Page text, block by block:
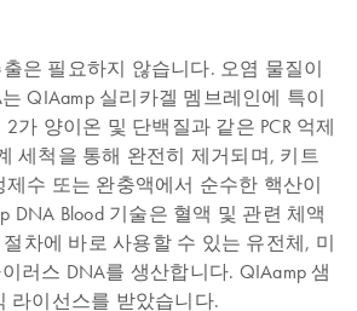
은 필요하지 않습니다. 오염 물질이
QIAamp 실리카겔 멤브레인에 특이
가 양이온 및 단백질과 같은 PCR 억제
세척을 통해 완전히 제거되며, 키트
수 또는 완충액에서 순수한 핵산이
DNA Blood 기술은 혈액 및 관련 체액
절차에 바로 사용할 수 있는 유전체, 미
러스 DNA를 생산합니다. QIAamp 샘
라이선스를 받았습니다.